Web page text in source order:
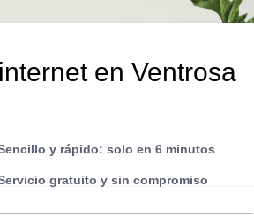
en Ventrosa
y rápido: solo en 6 minutos
gratuito y sin compromiso